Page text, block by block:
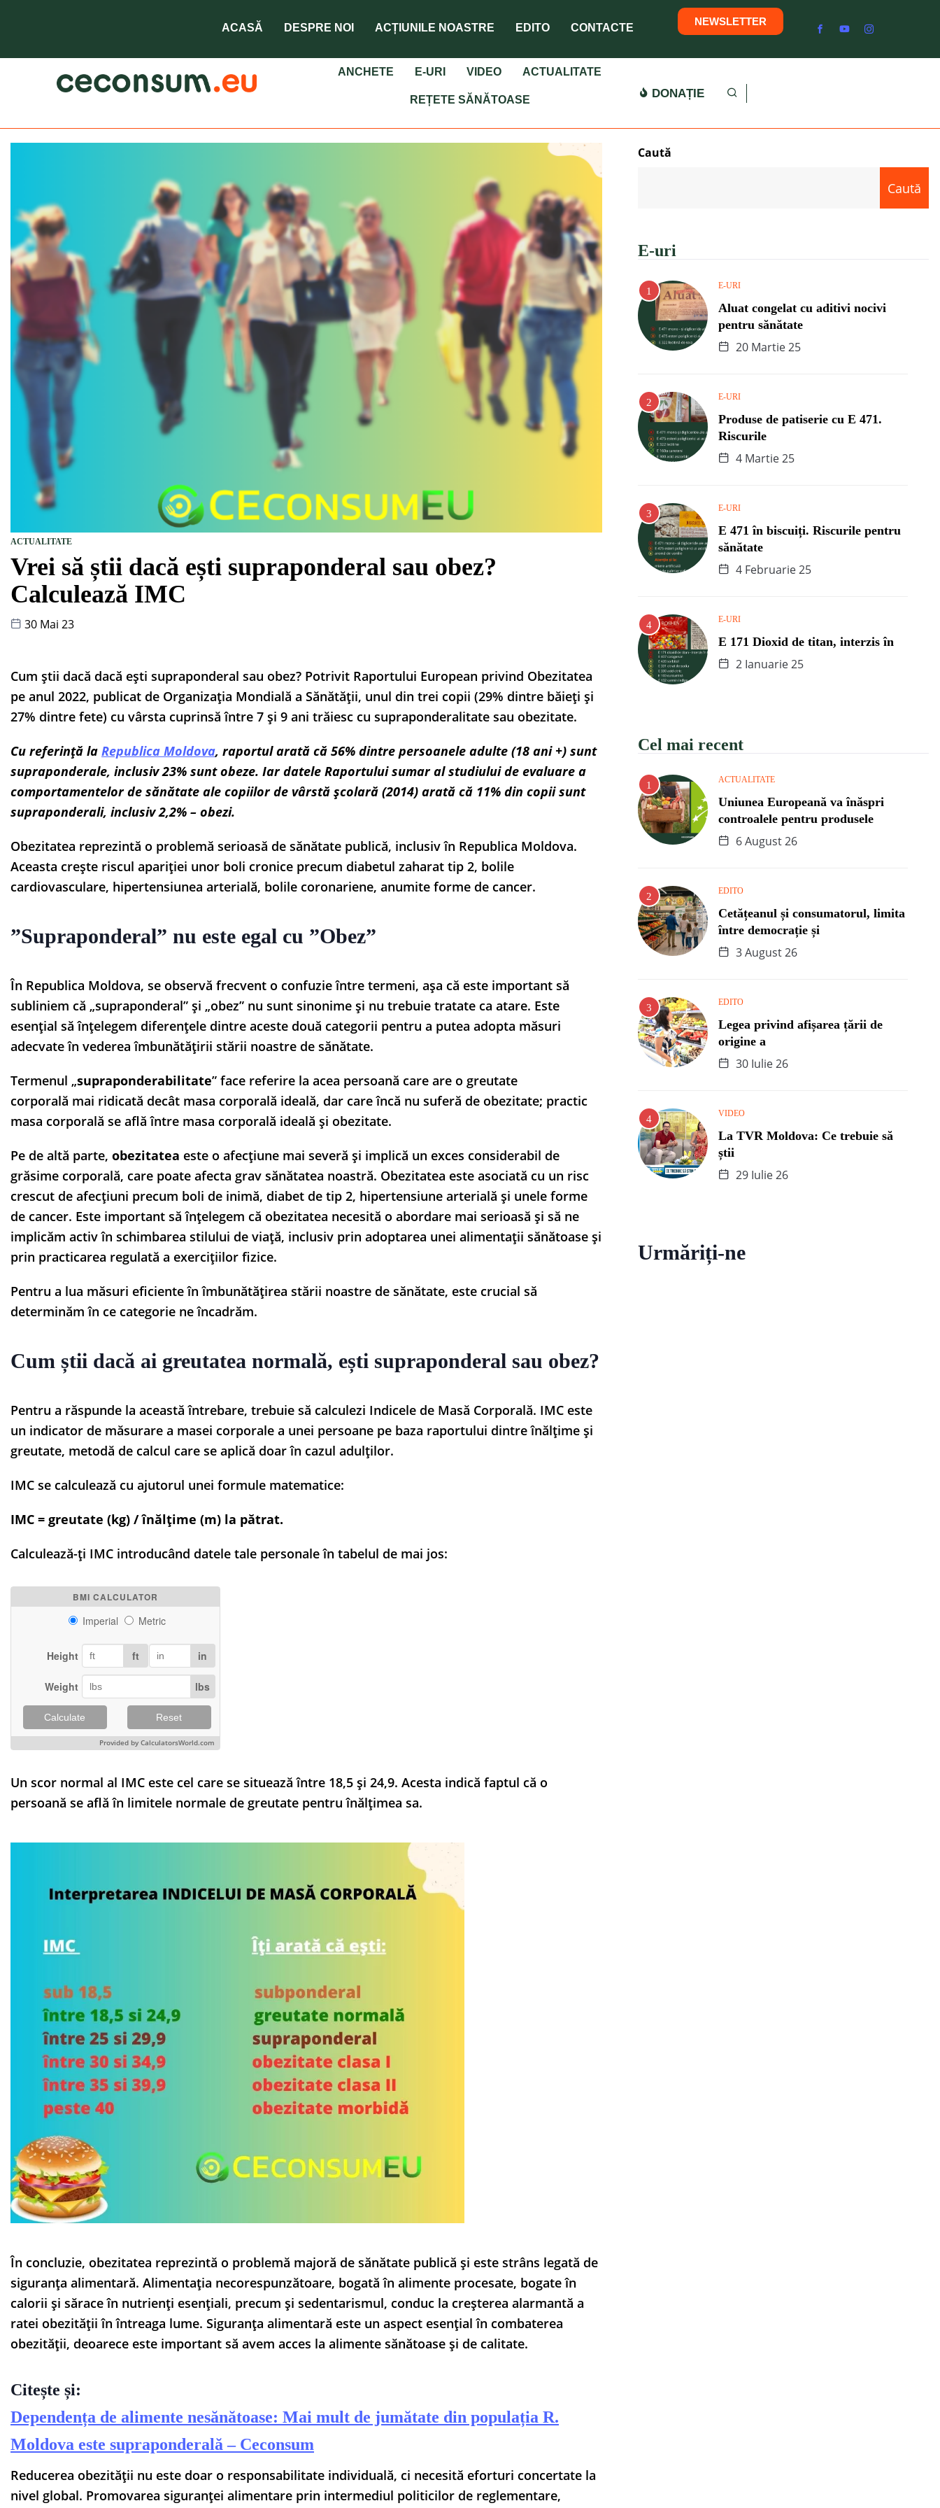
ACASĂ DESPRE NOI ACȚIUNILE NOASTRE EDITO CONTACTE
NEWSLETTER
ANCHETE E-URI VIDEO ACTUALITATE
REȚETE SĂNĂTOASE DONAȚIE
ACTUALITATE
Vrei să știi dacă ești supraponderal sau obez?
Calculează IMC
30 Mai 23
Cum știi dacă dacă ești supraponderal sau obez? Potrivit Raportului European privind Obezitatea
pe anul 2022, publicat de Organizația Mondială a Sănătății, unul din trei copii (29% dintre băieți și
27% dintre fete) cu vârsta cuprinsă între 7 și 9 ani trăiesc cu supraponderalitate sau obezitate.
Cu referință la Republica Moldova, raportul arată că 56% dintre persoanele adulte (18 ani +) sunt
supraponderale, inclusiv 23% sunt obeze. Iar datele Raportului sumar al studiului de evaluare a
comportamentelor de sănătate ale copiilor de vârstă școlară (2014) arată că 11% din copii sunt
supraponderali, inclusiv 2,2% – obezi.
Obezitatea reprezintă o problemă serioasă de sănătate publică, inclusiv în Republica Moldova.
Aceasta crește riscul apariției unor boli cronice precum diabetul zaharat tip 2, bolile
cardiovasculare, hipertensiunea arterială, bolile coronariene, anumite forme de cancer.
”Supraponderal” nu este egal cu ”Obez”
În Republica Moldova, se observă frecvent o confuzie între termeni, așa că este important să
subliniem că „supraponderal” și „obez” nu sunt sinonime și nu trebuie tratate ca atare. Este
esențial să înțelegem diferențele dintre aceste două categorii pentru a putea adopta măsuri
adecvate în vederea îmbunătățirii stării noastre de sănătate.
Termenul „supraponderabilitate” face referire la acea persoană care are o greutate
corporală mai ridicată decât masa corporală ideală, dar care încă nu suferă de obezitate; practic
masa corporală se află între masa corporală ideală și obezitate.
Pe de altă parte, obezitatea este o afecțiune mai severă și implică un exces considerabil de
grăsime corporală, care poate afecta grav sănătatea noastră. Obezitatea este asociată cu un risc
crescut de afecțiuni precum boli de inimă, diabet de tip 2, hipertensiune arterială și unele forme
de cancer. Este important să înțelegem că obezitatea necesită o abordare mai serioasă și să ne
implicăm activ în schimbarea stilului de viață, inclusiv prin adoptarea unei alimentații sănătoase și
prin practicarea regulată a exercițiilor fizice.
Pentru a lua măsuri eficiente în îmbunătățirea stării noastre de sănătate, este crucial să
determinăm în ce categorie ne încadrăm.
Cum știi dacă ai greutatea normală, ești supraponderal sau obez?
Pentru a răspunde la această întrebare, trebuie să calculezi Indicele de Masă Corporală. IMC este
un indicator de măsurare a masei corporale a unei persoane pe baza raportului dintre înălțime și
greutate, metodă de calcul care se aplică doar în cazul adulților.
IMC se calculează cu ajutorul unei formule matematice:
IMC = greutate (kg) / înălțime (m) la pătrat.
Calculează-ți IMC introducând datele tale personale în tabelul de mai jos:
BMI CALCULATOR
Imperial Metric
Height ft in
Weight lbs
Calculate Reset
Provided by CalculatorsWorld.com
Un scor normal al IMC este cel care se situează între 18,5 și 24,9. Acesta indică faptul că o
persoană se află în limitele normale de greutate pentru înălțimea sa.
În concluzie, obezitatea reprezintă o problemă majoră de sănătate publică și este strâns legată de
siguranța alimentară. Alimentația necorespunzătoare, bogată în alimente procesate, bogate în
calorii și sărace în nutrienți esențiali, precum și sedentarismul, conduc la creșterea alarmantă a
ratei obezității în întreaga lume. Siguranța alimentară este un aspect esențial în combaterea
obezității, deoarece este important să avem acces la alimente sănătoase și de calitate.
Citește și:
Dependența de alimente nesănătoase: Mai mult de jumătate din populația R.
Moldova este supraponderală – Ceconsum
Reducerea obezității nu este doar o responsabilitate individuală, ci necesită eforturi concertate la
nivel global. Promovarea siguranței alimentare prin intermediul politicilor de reglementare,
Caută
Caută
E-uri
E-URI
Aluat congelat cu aditivi nocivi
pentru sănătate
20 Martie 25
E-URI
Produse de patiserie cu E 471.
Riscurile
4 Martie 25
E-URI
E 471 în biscuiți. Riscurile pentru
sănătate
4 Februarie 25
E-URI
E 171 Dioxid de titan, interzis în
2 Ianuarie 25
Cel mai recent
ACTUALITATE
Uniunea Europeană va înăspri
controalele pentru produsele
6 August 26
EDITO
Cetățeanul și consumatorul, limita
între democrație și
3 August 26
EDITO
Legea privind afișarea țării de
origine a
30 Iulie 26
VIDEO
La TVR Moldova: Ce trebuie să
știi
29 Iulie 26
Urmăriți-ne